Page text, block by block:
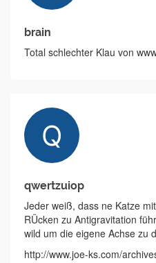
brain
Total schlechter Klau von
qwertzuiop
Jeder weiß, dass ne Katze
RÜcken zu Antigravitation
wild um die eigene Achse zu
http://www.joe-ks.com/